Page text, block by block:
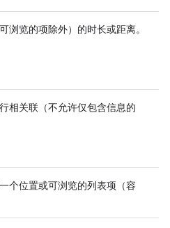
浏览的项除外）的时长或距离。
相关联（不允许仅包含信息的
个位置或可浏览的列表项（容